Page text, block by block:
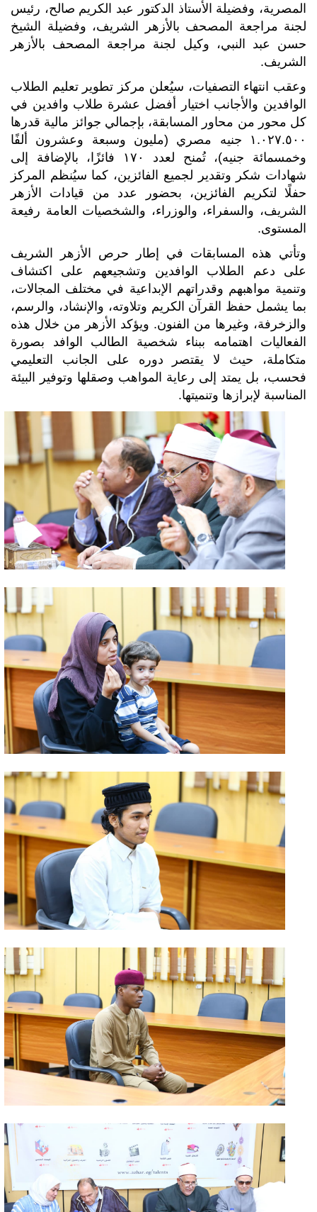
المصرية، وفضيلة الأستاذ الدكتور عبد الكريم صالح، رئيس
لجنة مراجعة المصحف بالأزهر الشريف، وفضيلة الشيخ
حسن عبد النبي، وكيل لجنة مراجعة المصحف بالأزهر
الشريف.
وعقب انتهاء التصفيات، سيُعلن مركز تطوير تعليم الطلاب
الوافدين والأجانب اختيار أفضل عشرة طلاب وافدين في
كل محور من محاور المسابقة، بإجمالي جوائز مالية قدرها
١.٠٢٧.٥٠٠ جنيه مصري (مليون وسبعة وعشرون ألفًا
وخمسمائة جنيه)، تُمنح لعدد ١٧٠ فائزًا، بالإضافة إلى
شهادات شكر وتقدير لجميع الفائزين، كما سيُنظم المركز
حفلًا لتكريم الفائزين، بحضور عدد من قيادات الأزهر
الشريف، والسفراء، والوزراء، والشخصيات العامة رفيعة
المستوى.
وتأتي هذه المسابقات في إطار حرص الأزهر الشريف
على دعم الطلاب الوافدين وتشجيعهم على اكتشاف
وتنمية مواهبهم وقدراتهم الإبداعية في مختلف المجالات،
بما يشمل حفظ القرآن الكريم وتلاوته، والإنشاد، والرسم،
والزخرفة، وغيرها من الفنون. ويؤكد الأزهر من خلال هذه
الفعاليات اهتمامه ببناء شخصية الطالب الوافد بصورة
متكاملة، حيث لا يقتصر دوره على الجانب التعليمي
فحسب، بل يمتد إلى رعاية المواهب وصقلها وتوفير البيئة
المناسبة لإبرازها وتنميتها.